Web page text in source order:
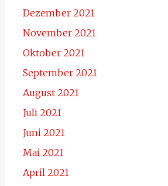
Dezember 2021
November 2021
Oktober 2021
September 2021
August 2021
Juli 2021
Juni 2021
Mai 2021
April 2021